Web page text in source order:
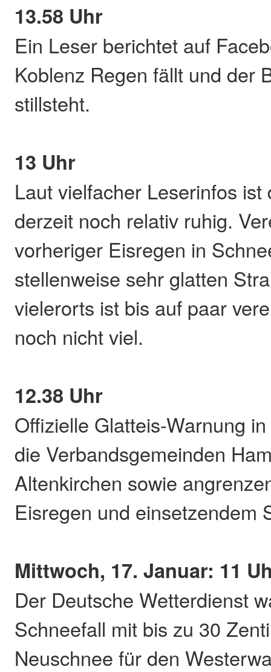
13.58 Uhr
Ein Leser berichtet auf
Koblenz Regen fällt und der
stillsteht.
13 Uhr
Laut vielfacher Leserinfos ist
derzeit noch relativ ruhig.
vorheriger Eisregen in
stellenweise sehr glatten
vielerorts ist bis auf paar
noch nicht viel.
12.38 Uhr
Offizielle Glatteis-Warnung
die Verbandsgemeinden
Altenkirchen sowie
Eisregen und einsetzendem
Mittwoch, 17. Januar: 11
Der Deutsche Wetterdienst
Schneefall mit bis zu 30
Neuschnee für den